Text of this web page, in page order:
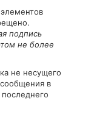
подпись
не более
не несущего
в